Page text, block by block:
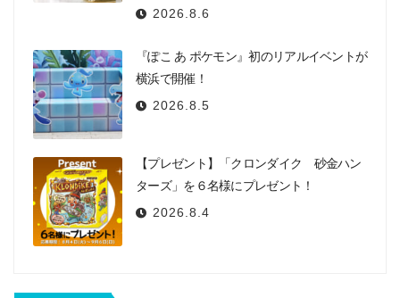
2026.8.6
『ぽこ あ ポケモン』初のリアルイベントが
横浜で開催！
2026.8.5
【プレゼント】「クロンダイク 砂金ハン
ターズ」を６名様にプレゼント！
2026.8.4